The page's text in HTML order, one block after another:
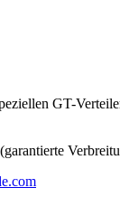
GT-